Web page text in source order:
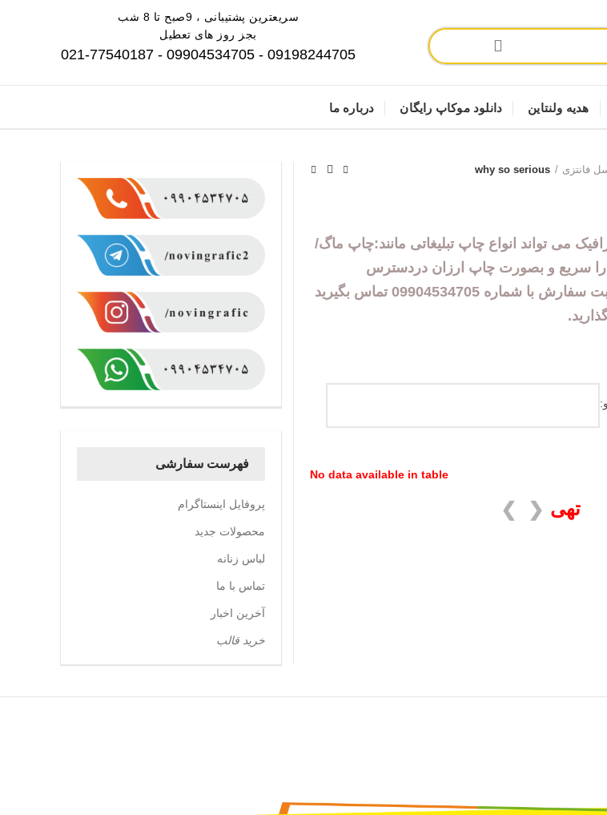
سریعترین پشتیبانی ، 9صبح تا 8 شب
بجز روز های تعطیل
09198244705 - 09904534705 - 021-77540187
هدیه ولنتاین دانلود موکاپ رایگان درباره ما
فانتزی why so serious
می تواند انواع چاپ تبلیغاتی مانند:چاپ ماگ/
را سریع و بصورت چاپ ارزان دردسترس
شماعزیزان قرار دهد برای ثبت سفارش با شماره 09904534705 تماس بگیرید
No data available in table
تهی ❮
❯
فهرست سفارشی
پروفایل اینستاگرام
محصولات جدید
لباس زنانه
تماس با ما
آخرین اخبار
خرید قالب